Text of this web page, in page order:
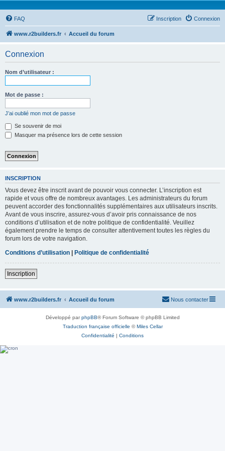
FAQ Connexion
Inscription
www.r2builders.fr Accueil du forum
Connexion
Nom d’utilisateur :
Mot de passe :
J’ai oublié mon mot de passe
Se souvenir de moi
Masquer ma présence lors de cette session
INSCRIPTION
Vous devez être inscrit avant de pouvoir vous connecter. L’inscription est
rapide et vous offre de nombreux avantages. Les administrateurs du forum
peuvent accorder des fonctionnalités supplémentaires aux utilisateurs inscrits.
Avant de vous inscrire, assurez-vous d’avoir pris connaissance de nos
conditions d’utilisation et de notre politique de confidentialité. Veuillez
également prendre le temps de consulter attentivement toutes les règles du
forum lors de votre navigation.
Conditions d’utilisation | Politique de confidentialité
Inscription
www.r2builders.fr Accueil du forum Nous contacter
Développé parphpBB® Forum Software © phpBB Limited
Traduction française officielle ©Miles Cellar
Confidentialité | Conditions